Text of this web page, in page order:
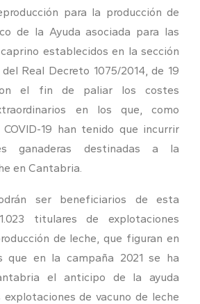
para la producción de
de la Ayuda asociada para las
establecidos en la sección
Real Decreto 1075/2014, de 19
el fin de paliar los costes
en los que, como
19 han tenido que incurrir
ganaderas destinadas a la
en Cantabria.
ser beneficiarios de esta
titulares de explotaciones
de leche, que figuran en
que en la campaña 2021 se ha
el anticipo de la ayuda
de vacuno de leche